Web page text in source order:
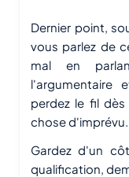
Dernier point,
vous parlez de
mal en
l'argumentaire
perdez le fil
chose d'imprévu.
Gardez d'un
qualification,